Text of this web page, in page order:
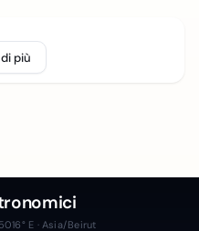
più
E · Asia/Beirut